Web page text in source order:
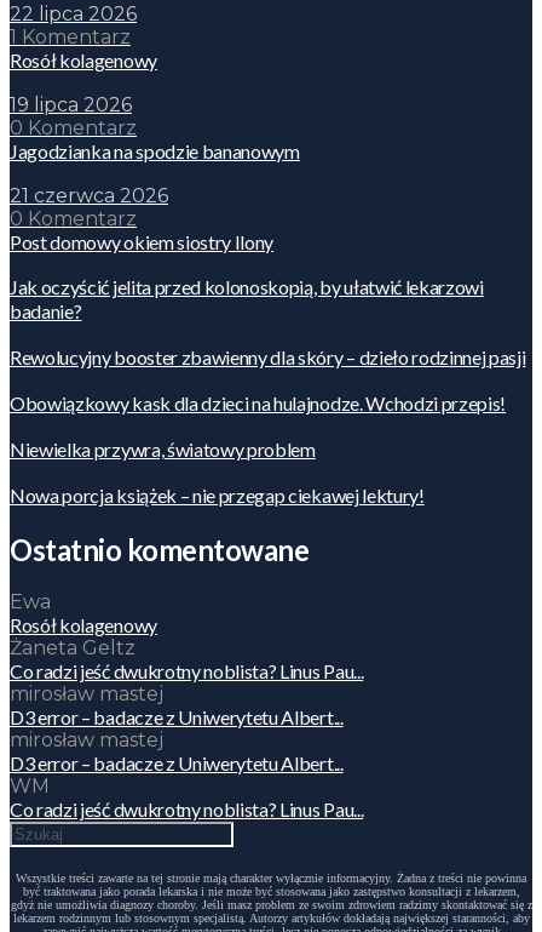
22 lipca 2026
1 Komentarz
Rosół kolagenowy
19 lipca 2026
0 Komentarz
Jagodzianka na spodzie bananowym
21 czerwca 2026
0 Komentarz
Post domowy okiem siostry Ilony
Jak oczyścić jelita przed kolonoskopią, by ułatwić lekarzowi
badanie?
Rewolucyjny booster zbawienny dla skóry – dzieło rodzinnej pasji
Obowiązkowy kask dla dzieci na hulajnodze. Wchodzi przepis!
Niewielka przywra, światowy problem
Nowa porcja książek – nie przegap ciekawej lektury!
Ostatnio komentowane
Ewa
Rosół kolagenowy
Żaneta Geltz
Co radzi jeść dwukrotny noblista? Linus Pau...
mirosław mastej
D3 error – badacze z Uniwerytetu Albert...
mirosław mastej
D3 error – badacze z Uniwerytetu Albert...
WM
Co radzi jeść dwukrotny noblista? Linus Pau...
Wszystkie treści zawarte na tej stronie mają charakter wyłącznie informacyjny. Żadna z treści nie powinna
być traktowana jako porada lekarska i nie może być stosowana jako zastępstwo konsultacji z lekarzem,
gdyż nie umożliwia diagnozy choroby. Jeśli masz problem ze swoim zdrowiem radzimy skontaktować się z
lekarzem rodzinnym lub stosownym specjalistą. Autorzy artykułów dokładają największej staranności, aby